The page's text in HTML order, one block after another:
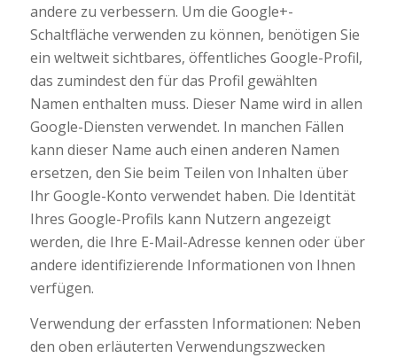
andere zu verbessern. Um die Google+-
Schaltfläche verwenden zu können, benötigen Sie
ein weltweit sichtbares, öffentliches Google-Profil,
das zumindest den für das Profil gewählten
Namen enthalten muss. Dieser Name wird in allen
Google-Diensten verwendet. In manchen Fällen
kann dieser Name auch einen anderen Namen
ersetzen, den Sie beim Teilen von Inhalten über
Ihr Google-Konto verwendet haben. Die Identität
Ihres Google-Profils kann Nutzern angezeigt
werden, die Ihre E-Mail-Adresse kennen oder über
andere identifizierende Informationen von Ihnen
verfügen.
Verwendung der erfassten Informationen: Neben
den oben erläuterten Verwendungszwecken